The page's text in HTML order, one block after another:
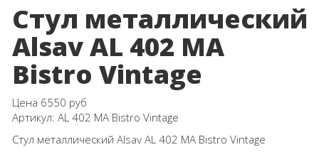
Стул металлический
Alsav AL 402 MA
Bistro Vintage
Цена 6550 руб
Артикул: AL 402 MA Bistro Vintage
Стул металлический Alsav AL 402 MA Bistro Vintage